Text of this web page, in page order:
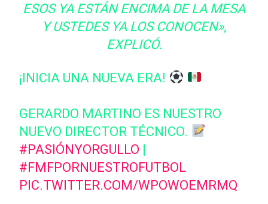
ESOS YA ESTÁN ENCIMA DE LA MESA
Y USTEDES YA LOS CONOCEN»,
EXPLICÓ.
¡INICIA UNA NUEVA ERA!
GERARDO MARTINO ES NUESTRO
NUEVO DIRECTOR TÉCNICO.
#PASIÓNYORGULLO |
#FMFPORNUESTROFUTBOL
PIC.TWITTER.COM/WPOWOEMRMQ